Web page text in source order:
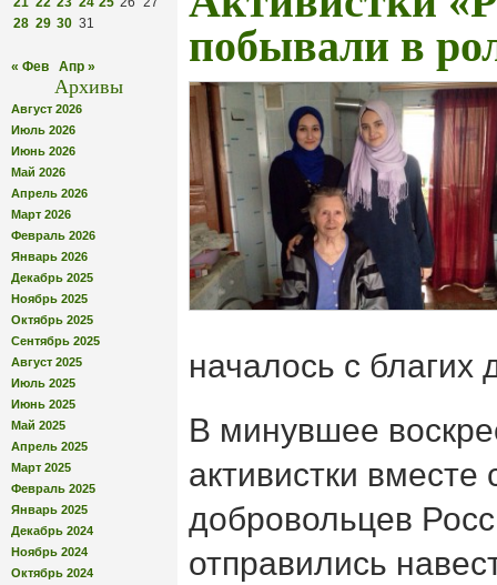
28 29 30 31
« Фев Апр »
Архивы
Август 2026
Июль 2026
Июнь 2026
Май 2026
Апрель 2026
Март 2026
Февраль 2026
Январь 2026
Декабрь 2025
Ноябрь 2025
Октябрь 2025
Сентябрь 2025
Август 2025
Июль 2025
Июнь 2025
Май 2025
Апрель 2025
Март 2025
Февраль 2025
Январь 2025
Декабрь 2024
Ноябрь 2024
Октябрь 2024
побывали в
началось с благих
В минувшее
активистки
добровольцев
отправились